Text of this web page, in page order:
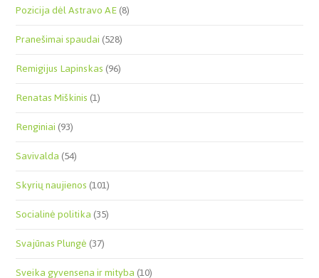
Pozicija dėl Astravo AE(8)
Pranešimai spaudai(528)
Remigijus Lapinskas(96)
Renatas Miškinis(1)
Renginiai(93)
Savivalda(54)
Skyrių naujienos(101)
Socialinė politika(35)
Svajūnas Plungė(37)
Sveika gyvensena ir mityba(10)